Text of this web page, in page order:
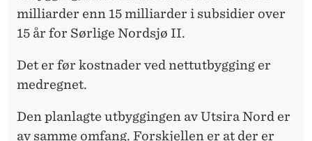
milliarder enn 15 milliarder i subsidier over
15 år for Sørlige Nordsjø II.
Det er før kostnader ved nettutbygging er
medregnet.
Den planlagte utbyggingen av Utsira Nord er
av samme omfang. Forskjellen er at der er